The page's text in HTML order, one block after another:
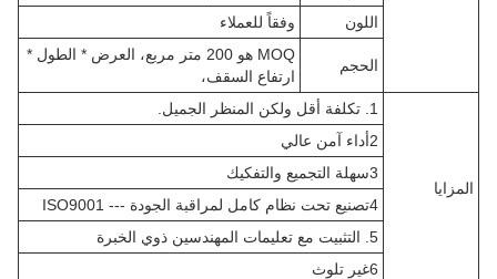
اللون
وفقاً للعملاء
الحجم
MOQ هو 200 متر مربع، العرض * الطول *
ارتفاع السقف،
المزايا
1. تكلفة أقل ولكن المنظر الجميل.
2أداء آمن عالي
3سهلة التجميع والتفكيك
4تصنيع تحت نظام كامل لمراقبة الجودة --- ISO9001
5. التثبيت مع تعليمات المهندسين ذوي الخبرة
6غير تلوث